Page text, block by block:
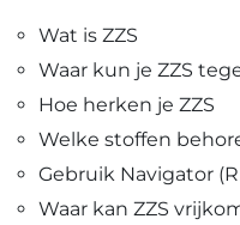
Wat is ZZS
Waar kun je ZZS
Hoe herken je ZZS
Welke stoffen
Gebruik Navigator
Waar kan ZZS